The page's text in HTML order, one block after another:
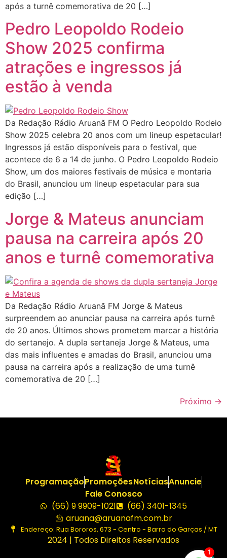
após a turnê comemorativa de 20 […]
Pedro Leopoldo Rodeio
Show 2025 confirma
atrações e ingressos já
estão à venda
Da Redação Rádio Aruanã FM O Pedro Leopoldo Rodeio
Show 2025 celebra 20 anos com um lineup espetacular!
Ingressos já estão disponíveis para o festival, que
acontece de 6 a 14 de junho. O Pedro Leopoldo Rodeio
Show, um dos maiores festivais de música e montaria
do Brasil, anunciou um lineup espetacular para sua
edição […]
Jorge & Mateus anunciam
pausa na carreira após 20
anos e turnê comemorativa
Da Redação Rádio Aruanã FM Jorge & Mateus
surpreendem ao anunciar pausa na carreira após turnê
de 20 anos. Últimos shows prometem marcar a história
do sertanejo. A dupla sertaneja Jorge & Mateus, uma
das mais influentes e amadas do Brasil, anunciou uma
pausa na carreira após a realização de uma turnê
comemorativa de 20 […]
Próximo →
ProgramaçãoPromoçõesNotíciasAnuncie
Fale Conosco
(66) 9 9909-1021
(66) 3401-1345
aruana@aruanafm.com.br
Endereço: Rua Bororos, 673 - Centro - Barra do Garças / MT
2024 | Todos Direitos Reservados
1